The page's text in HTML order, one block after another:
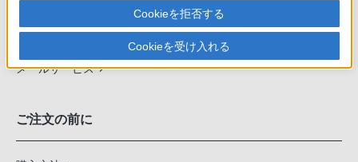
（長期保証、下取サービス、設置・設定サービスなど）
定期クーポンのプレゼントについて
メールサービス
ご注文の前に
Cookieを拒否する
Cookieを受け入れる